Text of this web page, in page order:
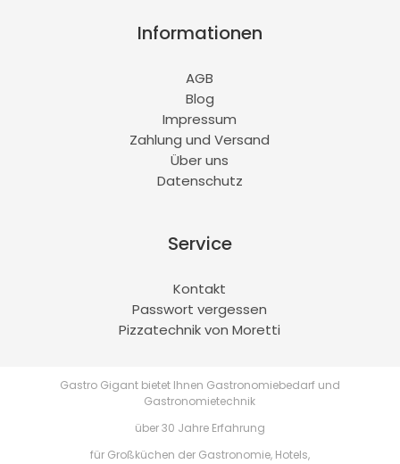
Informationen
AGB
Blog
Impressum
Zahlung und Versand
Über uns
Datenschutz
Service
Kontakt
Passwort vergessen
Pizzatechnik von Moretti
Gastro Gigant bietet Ihnen Gastronomiebedarf und
Gastronomietechnik
über 30 Jahre Erfahrung
für Großküchen der Gastronomie, Hotels,